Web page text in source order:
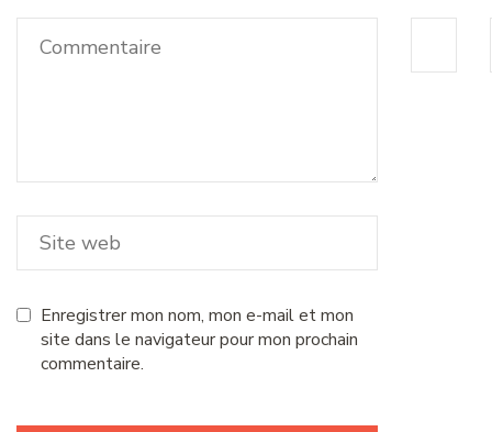
Enregistrer mon nom, mon e-mail et mon
site dans le navigateur pour mon prochain
commentaire.